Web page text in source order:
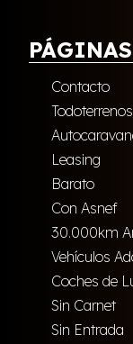
Contacto
Todoterrenos
Leasing
Barato
Con Asnef
30.000km
Vehículos
Coches de
Sin Carnet
Sin Entrada